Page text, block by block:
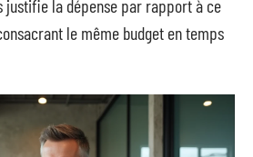
justifie la dépense par rapport à ce
le même budget en temps